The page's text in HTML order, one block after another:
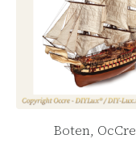
Boten, OcCre